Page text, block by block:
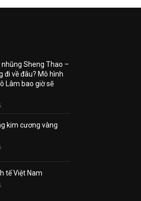
Sheng Thao –
đi về đâu? Mô hình
Lâm bao giờ sẽ
kim cương vàng
tế Việt Nam